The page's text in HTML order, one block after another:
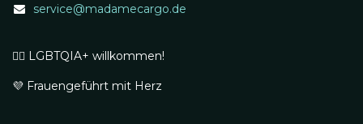
service@madamecargo.de
🏳️‍🌈 LGBTQIA+ willkommen!
💜 Frauengeführt mit Herz